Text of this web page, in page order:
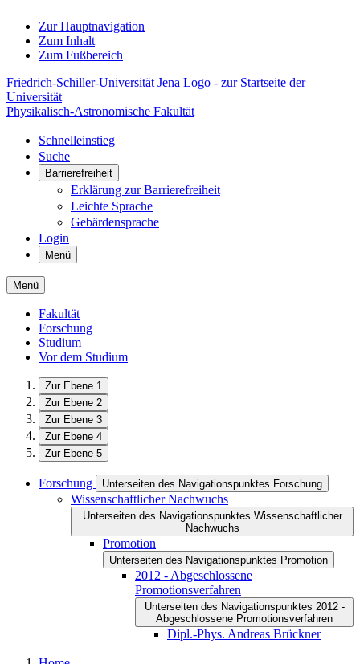
Zur Hauptnavigation
Zum Inhalt
Zum Fußbereich
Friedrich-Schiller-Universität Jena Logo - zur Startseite der
Universität
Physikalisch-Astronomische Fakultät
Schnelleinstieg
Suche
Barrierefreiheit
Erklärung zur Barrierefreiheit
Leichte Sprache
Gebärdensprache
Login
Menü
Menü
Fakultät
Forschung
Studium
Vor dem Studium
Zur Ebene 1
Zur Ebene 2
Zur Ebene 3
Zur Ebene 4
Zur Ebene 5
Forschung Unterseiten des Navigationspunktes Forschung
Wissenschaftlicher Nachwuchs
Unterseiten des Navigationspunktes Wissenschaftlicher
Nachwuchs
Promotion
Unterseiten des Navigationspunktes Promotion
2012 - Abgeschlossene
Promotionsverfahren
Unterseiten des Navigationspunktes 2012 -
Abgeschlossene Promotionsverfahren
Dipl.-Phys. Andreas Brückner